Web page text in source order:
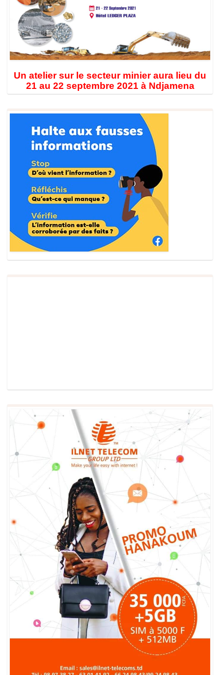
Un atelier sur le secteur minier aura lieu du
21 au 22 septembre 2021 à Ndjamena